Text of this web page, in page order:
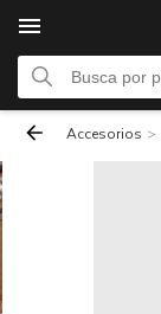
Accesorios >